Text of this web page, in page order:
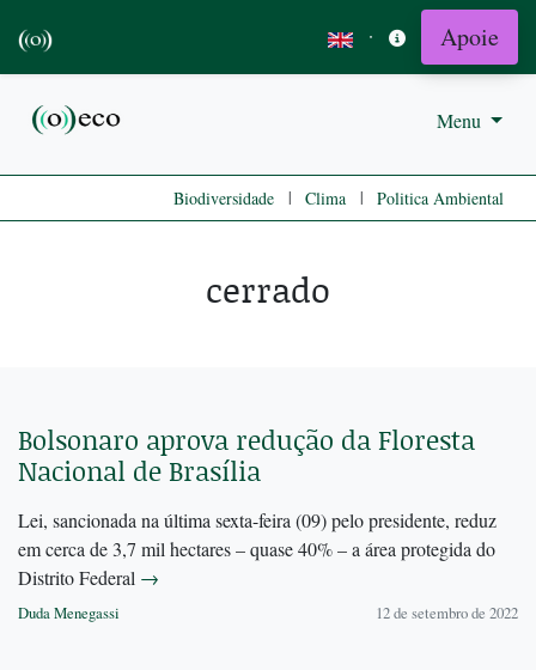
· Apoie
Menu
Biodiversidade | Clima | Politica Ambiental
cerrado
Bolsonaro aprova redução da Floresta
Nacional de Brasília
Lei, sancionada na última sexta-feira (09) pelo presidente, reduz
em cerca de 3,7 mil hectares – quase 40% – a área protegida do
Distrito Federal →
Duda Menegassi 12 de setembro de 2022